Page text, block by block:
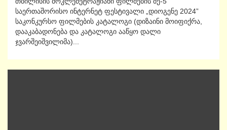
საერთაშორისო ინტერნეტ ფესტივალი „დიოგენე 2024”
საკონკურსო ფილმების კატალოგი (დიზაინი მოიფიქრა,
დააკაბადონება და კატალოგი ააწყო დალი
ჯვარშეიშვილიმა)...